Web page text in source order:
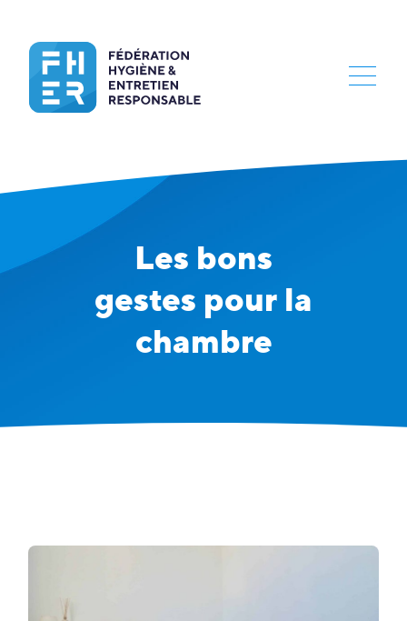
Les bons
gestes pour la
chambre